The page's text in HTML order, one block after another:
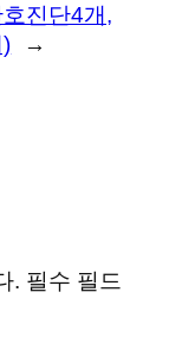
진단4개,
→
. 필수 필드